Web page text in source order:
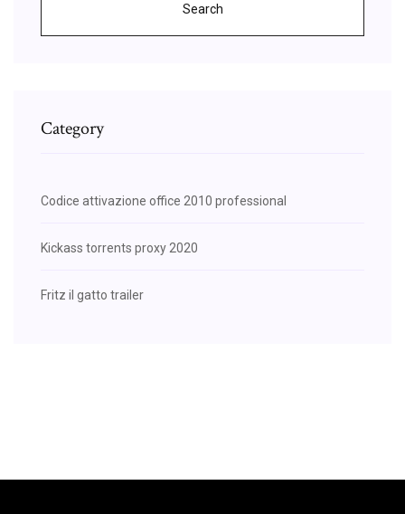
Search
Category
Codice attivazione office 2010 professional
Kickass torrents proxy 2020
Fritz il gatto trailer